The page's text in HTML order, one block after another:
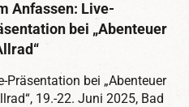
Anfassen: Live-
bei „Abenteuer
Präsentation bei „Abenteuer
19.-22. Juni 2025, Bad